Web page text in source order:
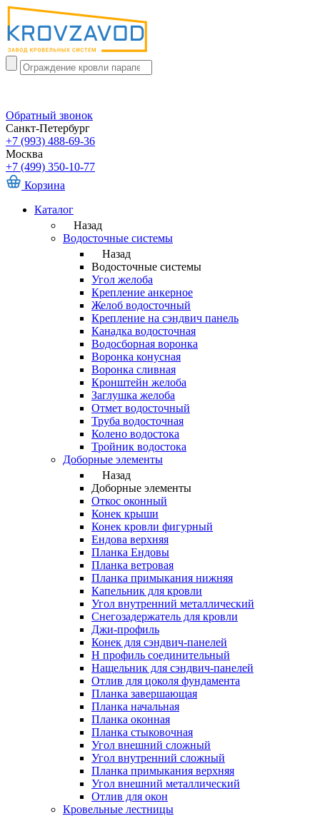
Обратный звонок
Санкт-Петербург
+7 (993) 488-69-36
Москва
+7 (499) 350-10-77
Корзина
Каталог
Назад
Водосточные системы
Назад
Водосточные системы
Угол желоба
Крепление анкерное
Желоб водосточный
Крепление на сэндвич панель
Канадка водосточная
Водосборная воронка
Воронка конусная
Воронка сливная
Кронштейн желоба
Заглушка желоба
Отмет водосточный
Труба водосточная
Колено водостока
Тройник водостока
Доборные элементы
Назад
Доборные элементы
Откос оконный
Конек крыши
Конек кровли фигурный
Ендова верхняя
Планка Ендовы
Планка ветровая
Планка примыкания нижняя
Капельник для кровли
Угол внутренний металлический
Снегозадержатель для кровли
Джи-профиль
Конек для сэндвич-панелей
Н профиль соединительный
Нащельник для сэндвич-панелей
Отлив для цоколя фундамента
Планка завершающая
Планка начальная
Планка оконная
Планка стыковочная
Угол внешний сложный
Угол внутренний сложный
Планка примыкания верхняя
Угол внешний металлический
Отлив для окон
Кровельные лестницы